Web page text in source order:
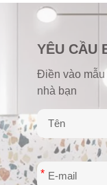
YÊU CẦU
Điền vào
nhà bạn
*